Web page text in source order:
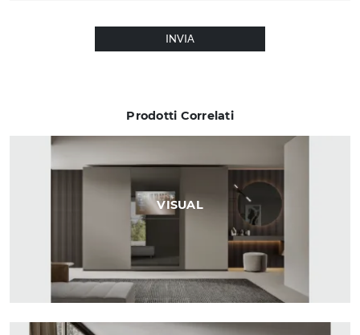
Prodotti Correlati
VISUAL
INVIA